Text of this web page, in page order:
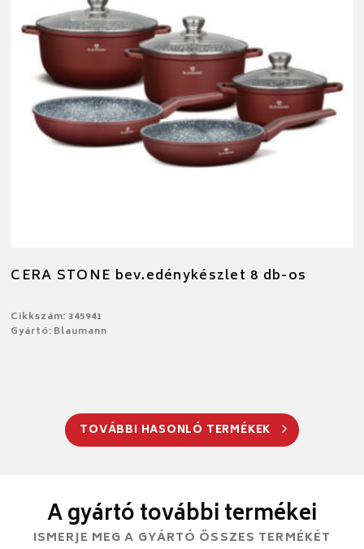
CERA STONE bev.edénykészlet 8 db-os
Cikkszám: 345941
Gyártó: Blaumann
TOVÁBBI HASONLÓ TERMÉKEK
A gyártó további termékei
ISMERJE MEG A GYÁRTÓ ÖSSZES TERMÉKÉT